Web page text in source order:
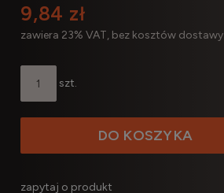
9,84 zł
zawiera 23% VAT, bez kosztów dostawy
szt.
DO KOSZYKA
zapytaj o produkt